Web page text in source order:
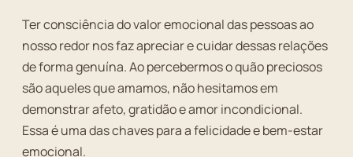
Ter consciência do valor emocional das pessoas ao
nosso redor nos faz apreciar e cuidar dessas relações
de forma genuína. Ao percebermos o quão preciosos
são aqueles que amamos, não hesitamos em
demonstrar afeto, gratidão e amor incondicional.
Essa é uma das chaves para a felicidade e bem-estar
emocional.